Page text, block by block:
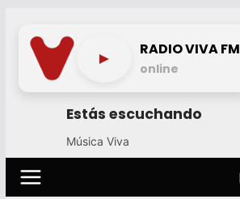
content
► RADIO VIVA FM
online
Estás escuchando
Música Viva